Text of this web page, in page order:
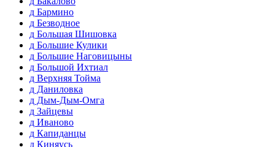
д Бармино
д Безводное
д Большая Шишовка
д Большие Кулики
д Большие Наговицыны
д Большой Ихтиал
д Верхняя Тойма
д Даниловка
д Дым-Дым-Омга
д Зайцевы
д Иваново
д Капиданцы
д Киняусь